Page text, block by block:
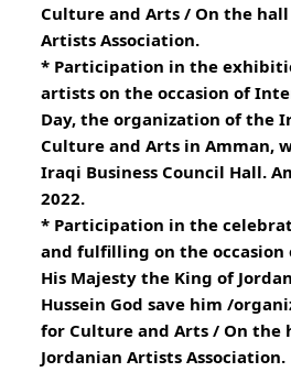
Culture and Arts / On the
Artists Association.
* Participation in the
artists on the occasion of
Day, the organization of the
Culture and Arts in Amman,
Iraqi Business Council Hall.
2022.
* Participation in the
and fulfilling on the
His Majesty the King of
Hussein God save him /
for Culture and Arts / On the
Jordanian Artists Association.